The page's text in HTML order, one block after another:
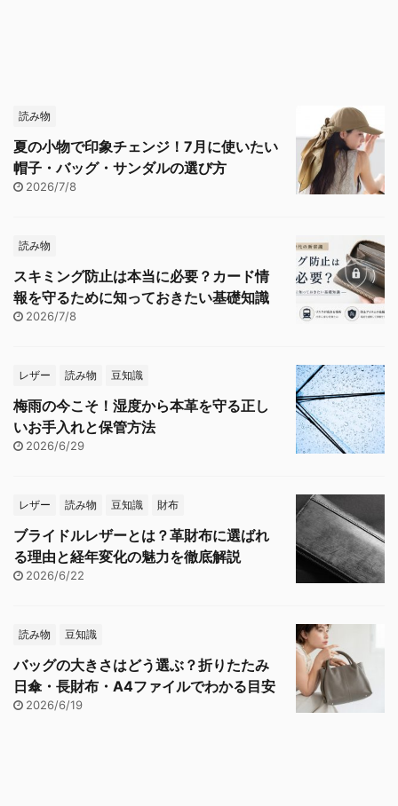
読み物
夏の小物で印象チェンジ！7月に使いたい
帽子・バッグ・サンダルの選び方
2026/7/8
読み物
スキミング防止は本当に必要？カード情
報を守るために知っておきたい基礎知識
2026/7/8
レザー 読み物 豆知識
梅雨の今こそ！湿度から本革を守る正し
いお手入れと保管方法
2026/6/29
レザー 読み物 豆知識 財布
ブライドルレザーとは？革財布に選ばれ
る理由と経年変化の魅力を徹底解説
2026/6/22
読み物 豆知識
バッグの大きさはどう選ぶ？折りたたみ
日傘・長財布・A4ファイルでわかる目安
2026/6/19